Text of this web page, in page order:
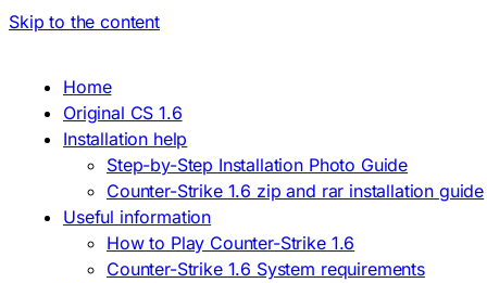
Skip to the content
Home
Original CS 1.6
Installation help
Step-by-Step Installation Photo Guide
Counter-Strike 1.6 zip and rar installation guide
Useful information
How to Play Counter-Strike 1.6
Counter-Strike 1.6 System requirements